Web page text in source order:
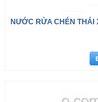
NƯỚC RỬA CHÉN THÁI